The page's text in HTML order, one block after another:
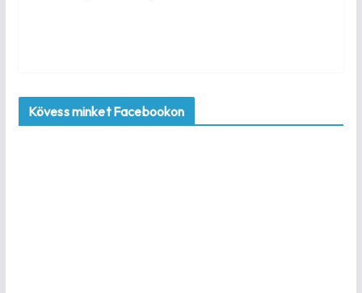
Kövess minket Facebookon